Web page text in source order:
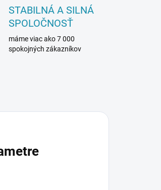
STABILNÁ A SILNÁ
SPOLOČNOSŤ
máme viac ako 7 000
spokojných zákazníkov